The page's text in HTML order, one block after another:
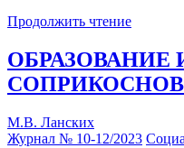
Продолжить чтение
ОБРАЗОВАНИЕ
М.В. Ланских
Журнал № 10-12/2023